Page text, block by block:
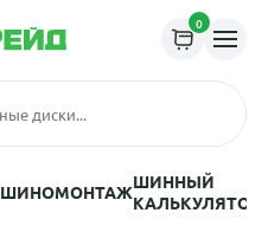
0
ШИНОМОНТАЖШИННЫЙ
КАЛЬКУЛЯТОР